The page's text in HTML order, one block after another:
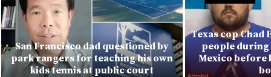
San Francisco dad questioned by
park rangers for teaching his own
kids tennis at public court
Texas cop Chad
people
Mexico before